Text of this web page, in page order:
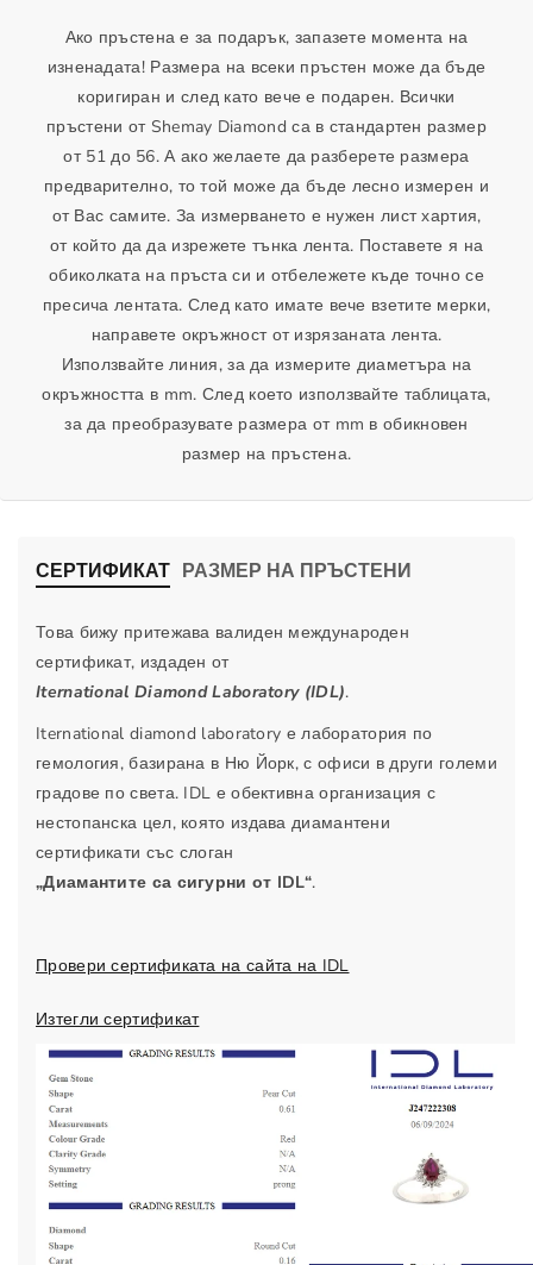
а
р
ъ
с
т
е
р
д
и
а
м
а
т
и
0
.
7
7
р
т
а
о
о
з
а
П
р
ъ
с
т
е
н
с
р
и
д
и
а
м
н
т
и
0
.
7
а
а
т
Ако пръстена е за подарък, запазете момента на
изненадата! Размера на всеки пръстен може да бъде
коригиран и след като вече е подарен. Всички
пръстени от Shemay Diamond са в стандартен размер
от 51 до 56. А ако желаете да разберете размера
предварително, то той може да бъде лесно измерен и
от Вас самите. За измерването е нужен лист хартия,
от който да да изрежете тънка лента. Поставете я на
обиколката на пръста си и отбележете къде точно се
пресича лентата. След като имате вече взетите мерки,
направете окръжност от изрязаната лента.
Използвайте линия, за да измерите диаметъра на
окръжността в mm. След което използвайте таблицата,
за да преобразувате размера от mm в обикновен
размер на пръстена.
СЕРТИФИКАТ РАЗМЕР НА ПРЪСТЕНИ
Това бижу притежава валиден международен
сертификат, издаден от
Iternational Diamond Laboratory (IDL).
Iternational diamond laboratory е лаборатория по
гемология, базирана в Ню Йорк, с офиси в други големи
градове по света. IDL е обективна организация с
нестопанска цел, която издава диамантени
сертификати със слоган
„Диамантите са сигурни от IDL“.
Провери сертификата на сайта на IDL
Изтегли сертификат